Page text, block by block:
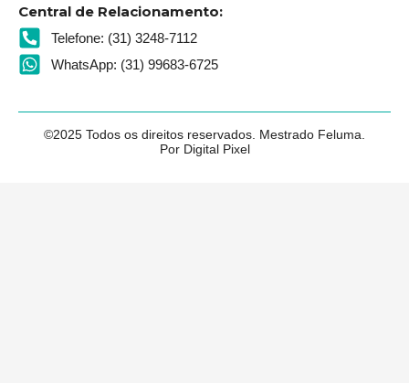
Central de Relacionamento:
Telefone: (31) 3248-7112
WhatsApp: (31) 99683-6725
©2025 Todos os direitos reservados. Mestrado Feluma.
Por Digital Pixel